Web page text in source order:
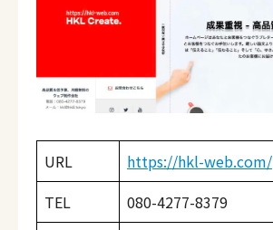
URL
https://hkl-web.com/
TEL
080-4277-8379